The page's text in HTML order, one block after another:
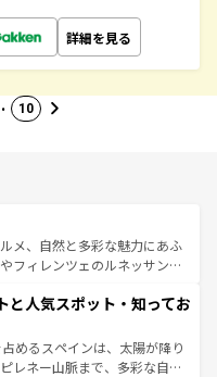
詳細を見る
10
メ、自然と多彩な魅力にあふ
フィレンツェのルネッサンス
園風景やアマルフィ海岸の絶
い。観光の合間には、本場の
タリア料理を堪能することも
るまで、すべての瞬間を楽し
と人気スポット・知ってお
めるスペインは、太陽が降り
レネー山脈まで、多彩な自然